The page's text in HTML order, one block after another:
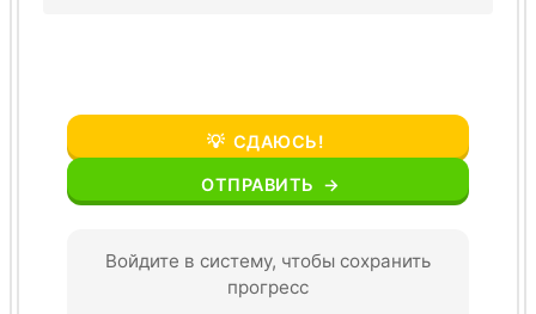
💡 СДАЮСЬ!
ОТПРАВИТЬ →
Войдите в систему, чтобы сохранить
прогресс